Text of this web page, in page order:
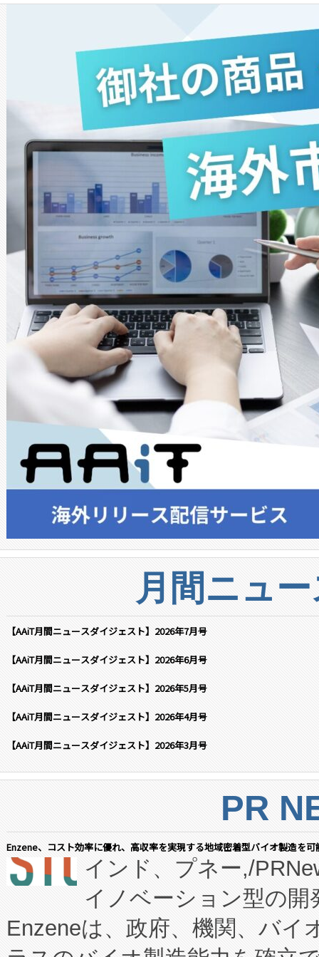
月間ニュ
【AAiT月間ニュースダイジェスト】2026年7月号
【AAiT月間ニュースダイジェスト】2026年6月号
【AAiT月間ニュースダイジェスト】2026年5月号
【AAiT月間ニュースダイジェスト】2026年4月号
【AAiT月間ニュースダイジェスト】2026年3月号
PR
Enzene、コスト効率に優れ、高収率を実現する地域密着型バイオ製造を
インド、プネー,/
イノベーション型の
Enzeneは、政府、機関、バイ